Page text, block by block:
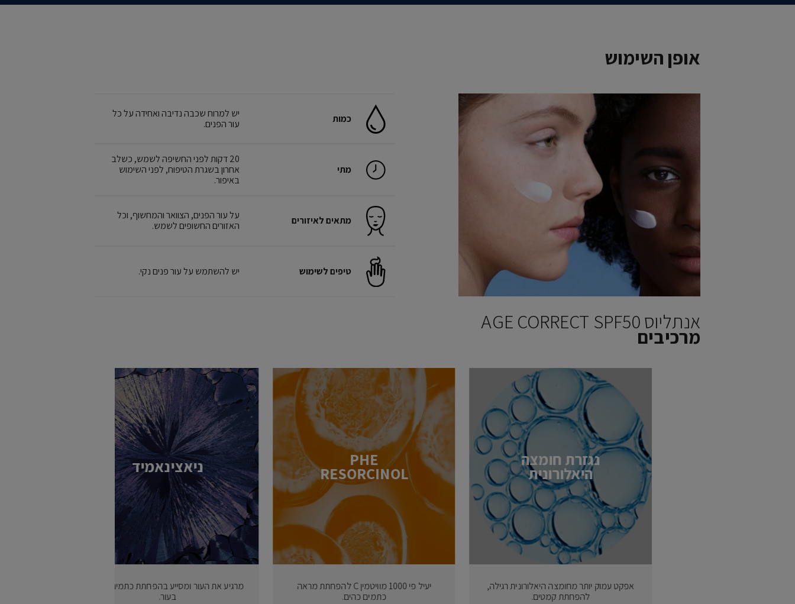
אופן השימוש
כמות
יש למרוח שכבה נדיבה ואחידה על כל
עור הפנים.
מתי
20 דקות לפני החשיפה לשמש, כשלב
אחרון בשגרת הטיפוח, לפני השימוש
באיפור.
מתאים לאיזורים
על עור הפנים, הצוואר והמחשוף, וכל
האזורים החשופים לשמש.
טיפים לשימוש יש להשתמש על עור פנים נקי.
אנתליוס AGE CORRECT SPF50
מרכיבים
נגזרת חומצה
היאלורונית
אפקט עמוק יותר מחומצה היאלורונית רגילה,
להפחתת קמטים.
PHE
RESORCINOL
יעיל פי 1000 מוויטמין C להפחתת מראה
כתמים כהים.
ניאצינאמיד
מרגיע את העור ומסייע בהפחתת כתמים כהים
בעור.